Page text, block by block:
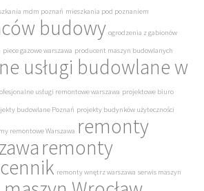
mdm poznań mieszkania pod poznaniem
budowy ogrodzenia z gabionów
piece gazowe warszawa producent maszyn budowlanych
usługi budowlane w
usługi remontowe warszawa projektowe biuro
budowlane Poznań projekty budynków użyteczności
remontowe Warszawa remonty
remonty
remonty wnętrz warszawa serwis maszyn